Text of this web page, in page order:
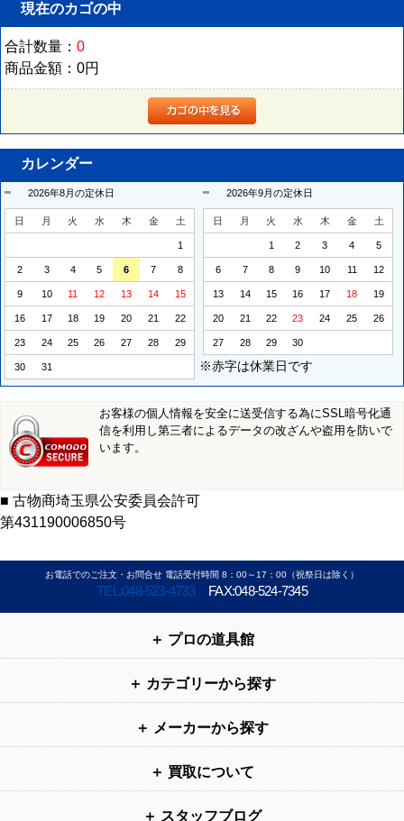
現在のカゴの中
合計数量：0
商品金額：0円
カレンダー
2026年8月の定休日
日 月 火 水 木 金 土
1
2 3 4 5 6 7 8
9 10 11 12 13 14 15
16 17 18 19 20 21 22
23 24 25 26 27 28 29
30 31
2026年9月の定休日
日 月 火 水 木 金 土
1 2 3 4 5
6 7 8 9 10 11 12
13 14 15 16 17 18 19
20 21 22 23 24 25 26
27 28 29 30
※赤字は休業日です
お客様の個人情報を安全に送受信する為にSSL暗号化通
信を利用し第三者によるデータの改ざんや盗用を防いで
います。
■ 古物商埼玉県公安委員会許可
第431190006850号
お電話でのご注文・お問合せ 電話受付時間 8：00～17：00（祝祭日は除く）
TEL:048-523-4733 FAX:048-524-7345
プロの道具館
カテゴリーから探す
メーカーから探す
買取について
スタッフブログ